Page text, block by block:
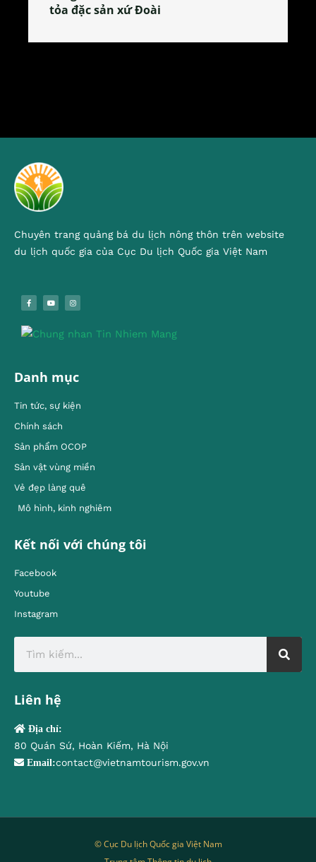
tỏa đặc sản xứ Đoài
Chuyên trang quảng bá du lịch nông thôn trên website
du lịch quốc gia của Cục Du lịch Quốc gia Việt Nam
Danh mục
Tin tức, sự kiện
Chính sách
Sản phẩm OCOP
Sản vật vùng miền
Vẻ đẹp làng quê
Mô hình, kinh nghiêm
Kết nối với chúng tôi
Facebook
Youtube
Instagram
Liên hệ
Địa chỉ:
80 Quán Sứ, Hoàn Kiếm, Hà Nội
Email:contact@vietnamtourism.gov.vn
© Cục Du lịch Quốc gia Việt Nam